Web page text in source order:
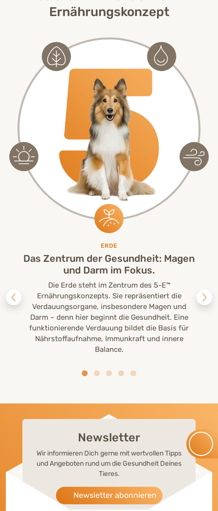
Ernährungskonzept
ERDE
Das Zentrum der Gesundheit: Magen
und Darm im Fokus.
Die Erde steht im Zentrum des 5-E™
Ernährungskonzepts. Sie repräsentiert die
Verdauungsorgane, insbesondere Magen und
Darm – denn hier beginnt die Gesundheit. Eine
funktionierende Verdauung bildet die Basis für
Nährstoffaufnahme, Immunkraft und innere
Balance.
Newsletter
Wir informieren Dich gerne mit wertvollen Tipps
und Angeboten rund um die Gesundheit Deines
Tieres.
Newsletter abonnieren